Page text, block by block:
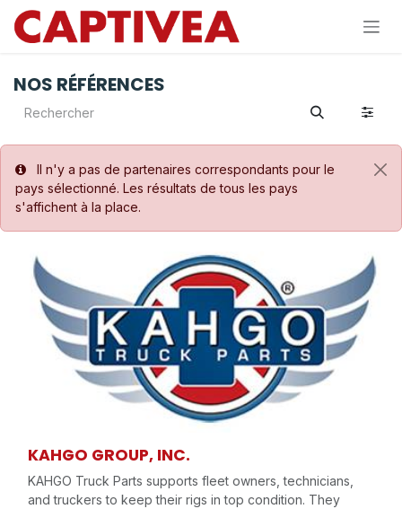
Se rendre au contenu
NOS RÉFÉRENCES
Il n'y a pas de partenaires correspondants pour le
pays sélectionné. Les résultats de tous les pays
s'affichent à la place.
KAHGO GROUP, INC.
KAHGO Truck Parts supports fleet owners, technicians,
and truckers to keep their rigs in top condition. They